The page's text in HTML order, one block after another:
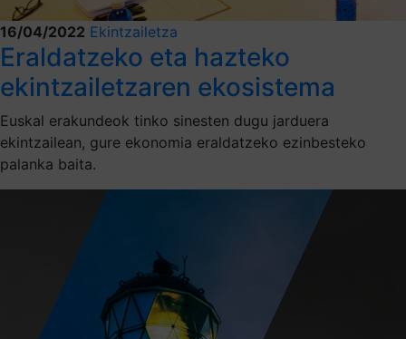
16/04/2022 Ekintzailetza
Eraldatzeko eta hazteko
ekintzailetzaren ekosistema
Euskal erakundeok tinko sinesten dugu jarduera
ekintzailean, gure ekonomia eraldatzeko ezinbesteko
palanka baita.